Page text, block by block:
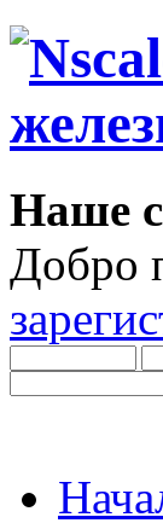
Наше
Добро